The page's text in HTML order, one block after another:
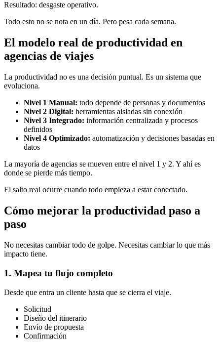
Resultado: desgaste operativo.
Todo esto no se nota en un día. Pero pesa cada semana.
El modelo real de productividad en
agencias de viajes
La productividad no es una decisión puntual. Es un sistema que
evoluciona.
Nivel 1 Manual: todo depende de personas y documentos
Nivel 2 Digital: herramientas aisladas sin conexión
Nivel 3 Integrado: información centralizada y procesos
definidos
Nivel 4 Optimizado: automatización y decisiones basadas en
datos
La mayoría de agencias se mueven entre el nivel 1 y 2. Y ahí es
donde se pierde más tiempo.
El salto real ocurre cuando todo empieza a estar conectado.
Cómo mejorar la productividad paso a
paso
No necesitas cambiar todo de golpe. Necesitas cambiar lo que más
impacto tiene.
1. Mapea tu flujo completo
Desde que entra un cliente hasta que se cierra el viaje.
Solicitud
Diseño del itinerario
Envío de propuesta
Confirmación